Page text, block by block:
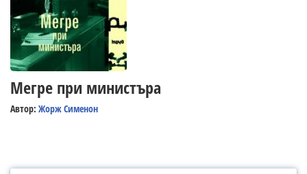
Мегре при министъра
Автор: Жорж Сименон